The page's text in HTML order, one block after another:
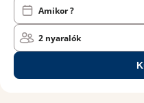
Amikor ?
2 nyaralók